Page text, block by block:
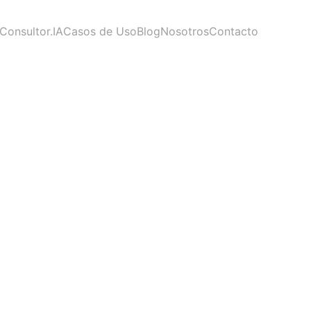
Consultor.IACasos de UsoBlogNosotrosContacto